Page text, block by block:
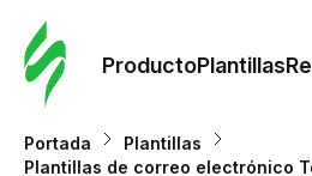
ProductoPlantillas
Portada
Plantillas
Plantillas de correo electrónico